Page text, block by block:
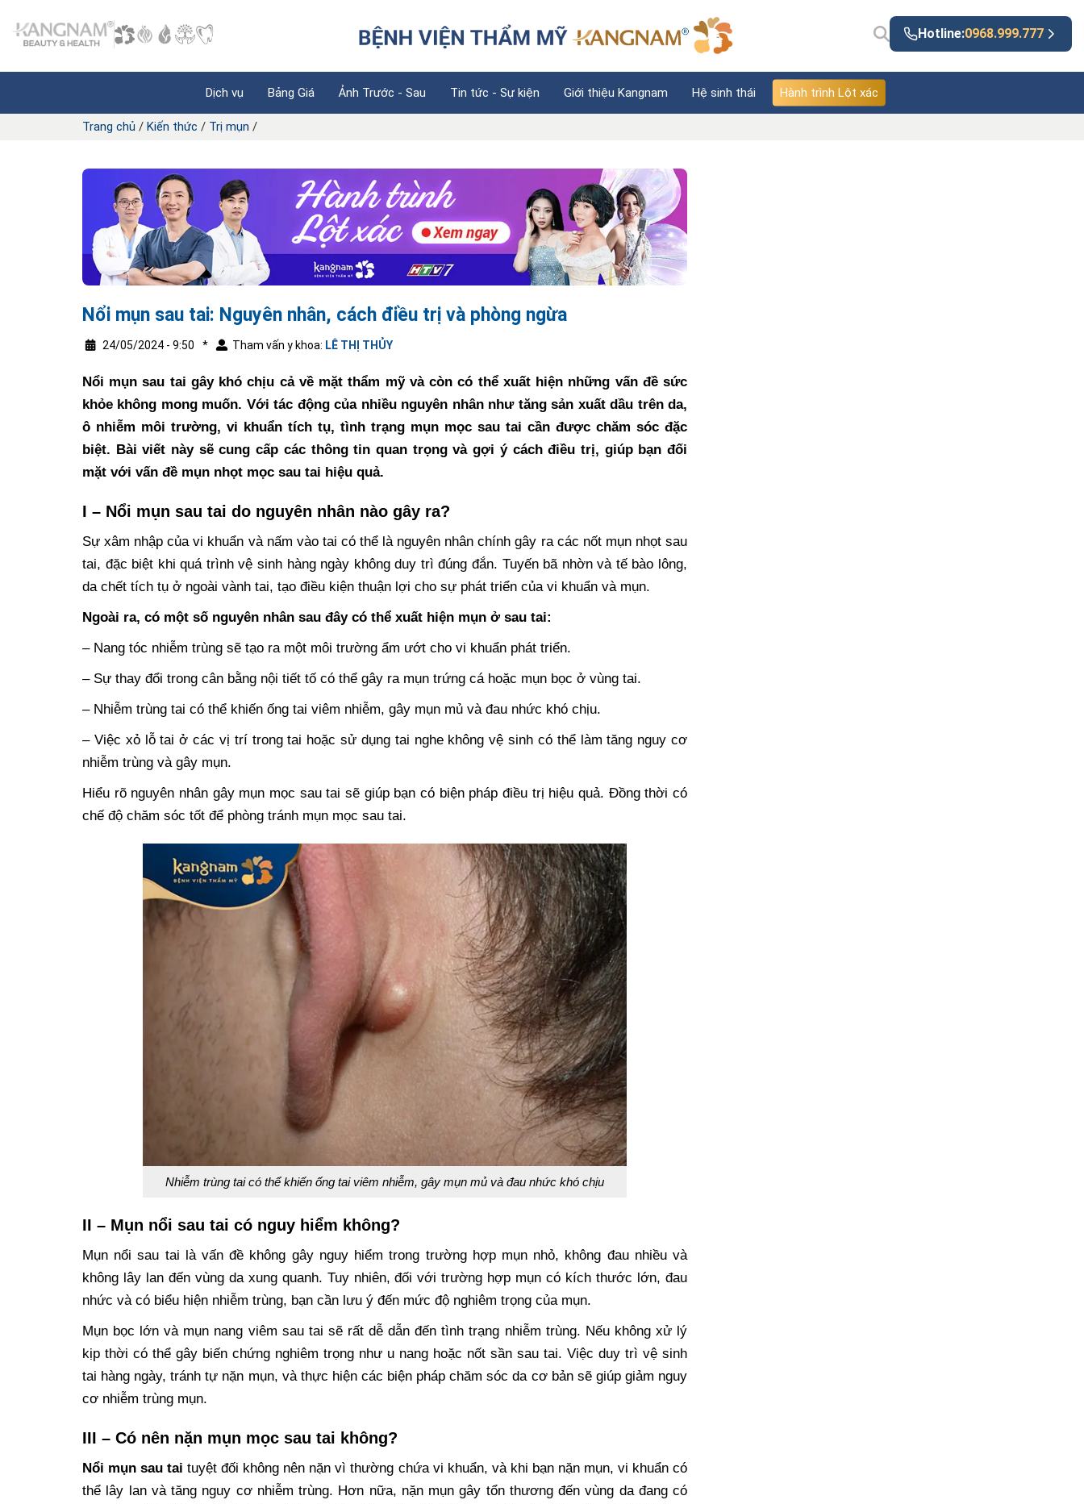
Hotline:0968.999.777
Dịch vụ Bảng Giá Ảnh Trước - Sau Tin tức - Sự kiện Giới thiệu Kangnam Hệ sinh thái Hành trình Lột xác
Trang chủ / Kiến thức / Trị mụn /
Nổi mụn sau tai: Nguyên nhân, cách điều trị và phòng ngừa
24/05/2024 - 9:50 * Tham vấn y khoa: LÊ THỊ THỦY
Nổi mụn sau tai gây khó chịu cả về mặt thẩm mỹ và còn có thể xuất hiện những vấn đề sức
khỏe không mong muốn. Với tác động của nhiều nguyên nhân như tăng sản xuất dầu trên da,
ô nhiễm môi trường, vi khuẩn tích tụ, tình trạng mụn mọc sau tai cần được chăm sóc đặc
biệt. Bài viết này sẽ cung cấp các thông tin quan trọng và gợi ý cách điều trị, giúp bạn đối
mặt với vấn đề mụn nhọt mọc sau tai hiệu quả.
I – Nổi mụn sau tai do nguyên nhân nào gây ra?
Sự xâm nhập của vi khuẩn và nấm vào tai có thể là nguyên nhân chính gây ra các nốt mụn nhọt sau
tai, đặc biệt khi quá trình vệ sinh hàng ngày không duy trì đúng đắn. Tuyến bã nhờn và tế bào lông,
da chết tích tụ ở ngoài vành tai, tạo điều kiện thuận lợi cho sự phát triển của vi khuẩn và mụn.
Ngoài ra, có một số nguyên nhân sau đây có thể xuất hiện mụn ở sau tai:
– Nang tóc nhiễm trùng sẽ tạo ra một môi trường ẩm ướt cho vi khuẩn phát triển.
– Sự thay đổi trong cân bằng nội tiết tố có thể gây ra mụn trứng cá hoặc mụn bọc ở vùng tai.
– Nhiễm trùng tai có thể khiến ống tai viêm nhiễm, gây mụn mủ và đau nhức khó chịu.
– Việc xỏ lỗ tai ở các vị trí trong tai hoặc sử dụng tai nghe không vệ sinh có thể làm tăng nguy cơ
nhiễm trùng và gây mụn.
Hiểu rõ nguyên nhân gây mụn mọc sau tai sẽ giúp bạn có biện pháp điều trị hiệu quả. Đồng thời có
chế độ chăm sóc tốt để phòng tránh mụn mọc sau tai.
Nhiễm trùng tai có thể khiến ống tai viêm nhiễm, gây mụn mủ và đau nhức khó chịu
II – Mụn nổi sau tai có nguy hiểm không?
Mụn nổi sau tai là vấn đề không gây nguy hiểm trong trường hợp mụn nhỏ, không đau nhiều và
không lây lan đến vùng da xung quanh. Tuy nhiên, đối với trường hợp mụn có kích thước lớn, đau
nhức và có biểu hiện nhiễm trùng, bạn cần lưu ý đến mức độ nghiêm trọng của mụn.
Mụn bọc lớn và mụn nang viêm sau tai sẽ rất dễ dẫn đến tình trạng nhiễm trùng. Nếu không xử lý
kịp thời có thể gây biến chứng nghiêm trọng như u nang hoặc nốt sần sau tai. Việc duy trì vệ sinh
tai hàng ngày, tránh tự nặn mụn, và thực hiện các biện pháp chăm sóc da cơ bản sẽ giúp giảm nguy
cơ nhiễm trùng mụn.
III – Có nên nặn mụn mọc sau tai không?
Nổi mụn sau tai tuyệt đối không nên nặn vì thường chứa vi khuẩn, và khi bạn nặn mụn, vi khuẩn có
thể lây lan và tăng nguy cơ nhiễm trùng. Hơn nữa, nặn mụn gây tổn thương đến vùng da đang có